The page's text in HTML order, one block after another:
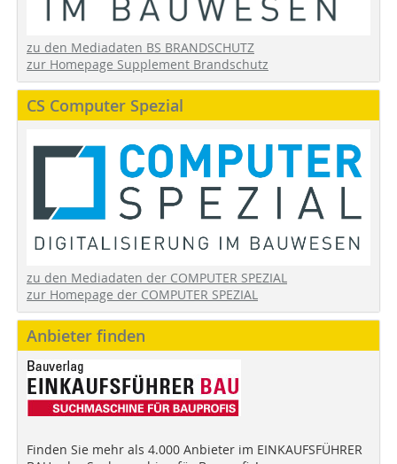
zu den Mediadaten BS BRANDSCHUTZ
zur Homepage Supplement Brandschutz
CS Computer Spezial
zu den Mediadaten der COMPUTER SPEZIAL
zur Homepage der COMPUTER SPEZIAL
Anbieter finden
Finden Sie mehr als 4.000 Anbieter im EINKAUFSFÜHRER